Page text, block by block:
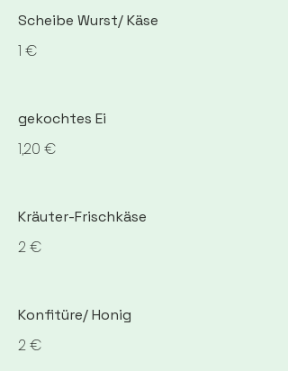
Scheibe Wurst/ Käse
1 €
gekochtes Ei
1,20 €
Kräuter-Frischkäse
2 €
Konfitüre/ Honig
2 €